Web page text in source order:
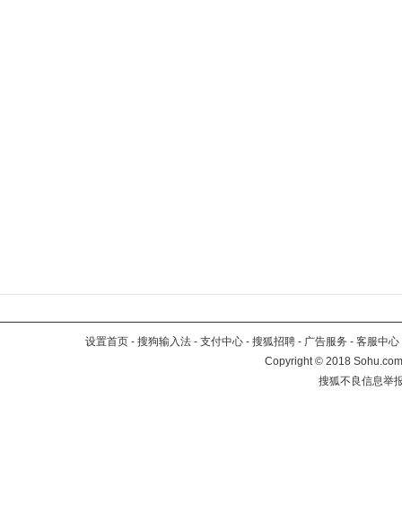
设置首页 - 搜狗输入法 - 支付中心 - 搜狐招聘 - 广告服务 - 客服中心
Copyright©2018
搜狐不良信息举